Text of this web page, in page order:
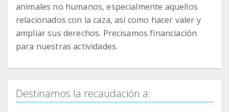
animales no humanos, especialmente aquellos
relacionados con la caza, así como hacer valer y
ampliar sus derechos. Precisamos financiación
para nuestras actividades.
Destinamos la recaudación a: